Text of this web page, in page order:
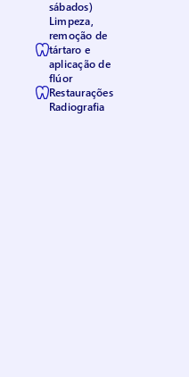
sábados)
Limpeza,
remoção de
tártaro e
aplicação de
flúor
Restaurações
Radiografia